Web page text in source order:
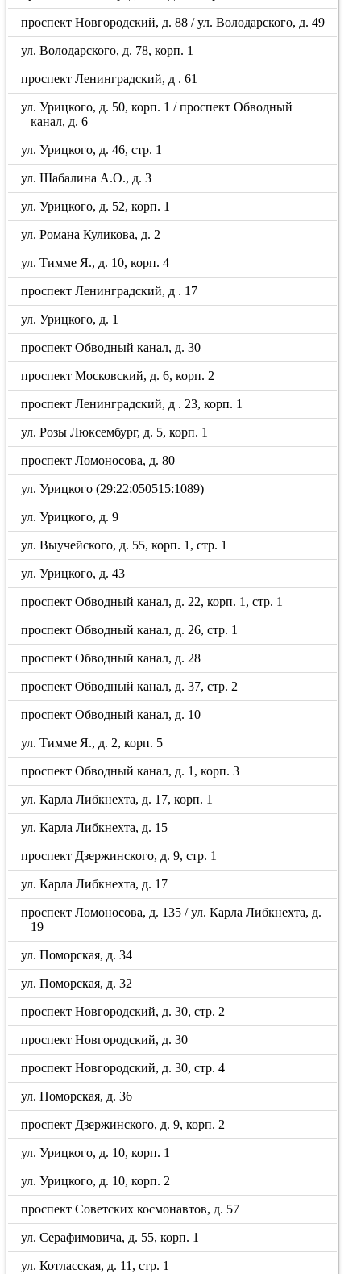
проспект Новгородский, д. 88 / ул. Володарского, д. 49
ул. Володарского, д. 78, корп. 1
проспект Ленинградский, д . 61
ул. Урицкого, д. 50, корп. 1 / проспект Обводный
канал, д. 6
ул. Урицкого, д. 46, стр. 1
ул. Шабалина А.О., д. 3
ул. Урицкого, д. 52, корп. 1
ул. Романа Куликова, д. 2
ул. Тимме Я., д. 10, корп. 4
проспект Ленинградский, д . 17
ул. Урицкого, д. 1
проспект Обводный канал, д. 30
проспект Московский, д. 6, корп. 2
проспект Ленинградский, д . 23, корп. 1
ул. Розы Люксембург, д. 5, корп. 1
проспект Ломоносова, д. 80
ул. Урицкого (29:22:050515:1089)
ул. Урицкого, д. 9
ул. Выучейского, д. 55, корп. 1, стр. 1
ул. Урицкого, д. 43
проспект Обводный канал, д. 22, корп. 1, стр. 1
проспект Обводный канал, д. 26, стр. 1
проспект Обводный канал, д. 28
проспект Обводный канал, д. 37, стр. 2
проспект Обводный канал, д. 10
ул. Тимме Я., д. 2, корп. 5
проспект Обводный канал, д. 1, корп. 3
ул. Карла Либкнехта, д. 17, корп. 1
ул. Карла Либкнехта, д. 15
проспект Дзержинского, д. 9, стр. 1
ул. Карла Либкнехта, д. 17
проспект Ломоносова, д. 135 / ул. Карла Либкнехта, д.
19
ул. Поморская, д. 34
ул. Поморская, д. 32
проспект Новгородский, д. 30, стр. 2
проспект Новгородский, д. 30
проспект Новгородский, д. 30, стр. 4
ул. Поморская, д. 36
проспект Дзержинского, д. 9, корп. 2
ул. Урицкого, д. 10, корп. 1
ул. Урицкого, д. 10, корп. 2
проспект Советских космонавтов, д. 57
ул. Серафимовича, д. 55, корп. 1
ул. Котласская, д. 11, стр. 1